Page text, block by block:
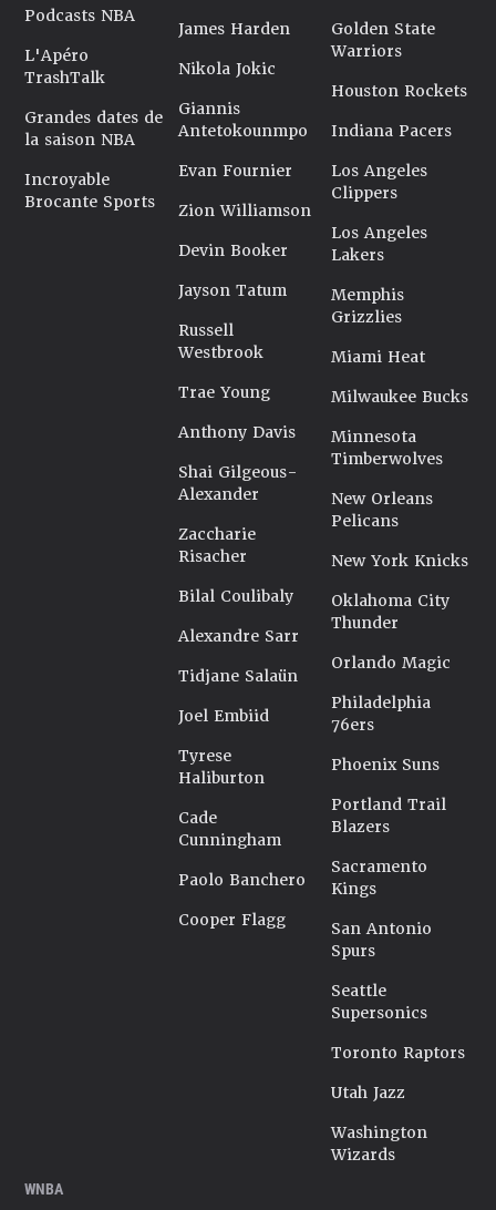
Podcasts NBA
L'Apéro
TrashTalk
Grandes dates de
la saison NBA
Incroyable
Brocante Sports
James Harden
Nikola Jokic
Giannis
Antetokounmpo
Evan Fournier
Zion Williamson
Devin Booker
Jayson Tatum
Russell
Westbrook
Trae Young
Anthony Davis
Shai Gilgeous-
Alexander
Zaccharie
Risacher
Bilal Coulibaly
Alexandre Sarr
Tidjane Salaün
Joel Embiid
Tyrese
Haliburton
Cade
Cunningham
Paolo Banchero
Cooper Flagg
Golden State
Warriors
Houston Rockets
Indiana Pacers
Los Angeles
Clippers
Los Angeles
Lakers
Memphis
Grizzlies
Miami Heat
Milwaukee Bucks
Minnesota
Timberwolves
New Orleans
Pelicans
New York Knicks
Oklahoma City
Thunder
Orlando Magic
Philadelphia
76ers
Phoenix Suns
Portland Trail
Blazers
Sacramento
Kings
San Antonio
Spurs
Seattle
Supersonics
Toronto Raptors
Utah Jazz
Washington
Wizards
WNBA